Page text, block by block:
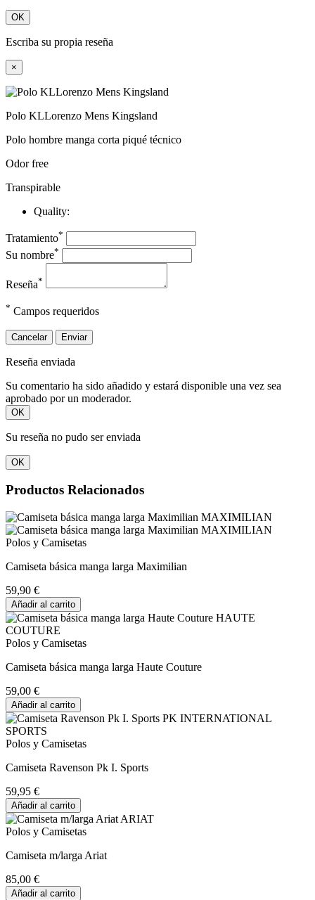
OK
Escriba su propia reseña
×
Polo KLLorenzo Mens Kingsland
Polo hombre manga corta piqué técnico
Odor free
Transpirable
Quality:
Tratamiento*
Su nombre*
Reseña*
* Campos requeridos
Cancelar Enviar
Reseña enviada
Su comentario ha sido añadido y estará disponible una vez sea
aprobado por un moderador.
OK
Su reseña no pudo ser enviada
OK
Productos Relacionados
Polos y Camisetas
Camiseta básica manga larga Maximilian
59,90 €
Añadir al carrito
Polos y Camisetas
Camiseta básica manga larga Haute Couture
59,00 €
Añadir al carrito
Polos y Camisetas
Camiseta Ravenson Pk I. Sports
59,95 €
Añadir al carrito
Polos y Camisetas
Camiseta m/larga Ariat
85,00 €
Añadir al carrito